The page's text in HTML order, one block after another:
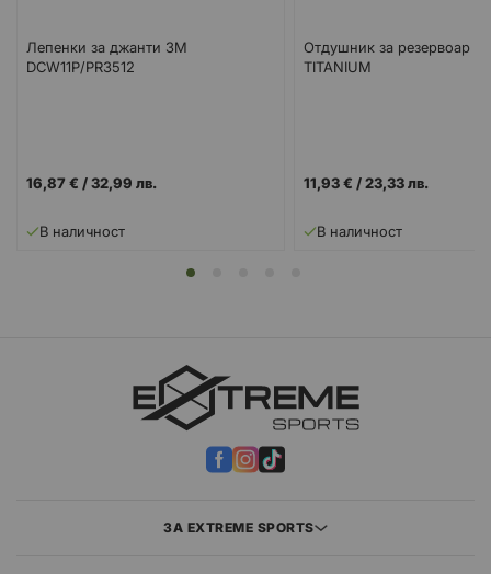
Лепенки за джанти 3M
DCW11P/PR3512
16,87 € /32,99 лв.
В наличност
Отдушник за резервоар
TITANIUM
11,93 € /23,33 лв.
В наличност
ЗА EXTREME SPORTS